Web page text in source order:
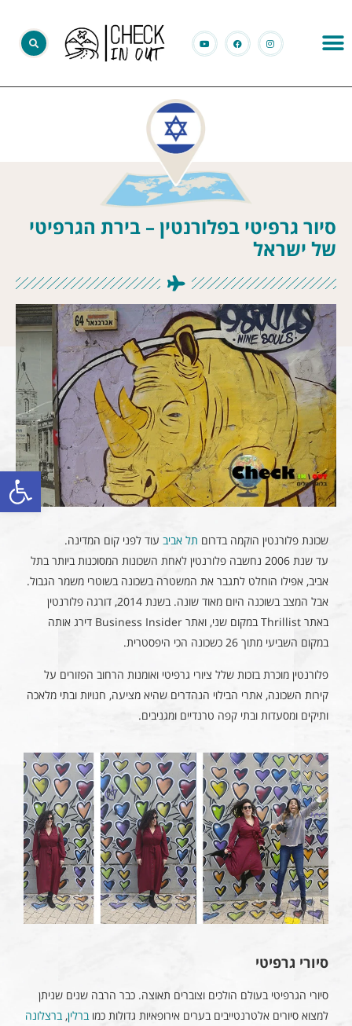
פתח
סיור גרפיטי בפלורנטין – בירת הגרפיטי
של ישראל
שכונת פלורנטין הוקמה בדרום תל אביב עוד לפני קום המדינה.
עד שנת 2006 נחשבה פלורנטין לאחת השכונות המסוכנות ביותר בתל
אביב, אפילו הוחלט לתגבר את המשטרה בשכונה בשוטרי משמר הגבול.
אבל המצב בשוכנה היום מאוד שונה. בשנת 2014, דורגה פלורנטין
באתר Thrillist במקום שני, ואתר Business Insider דירג אותה
במקום השביעי מתוך 26 כשכונה הכי היפסטרית.
פלורנטין מוכרת בזכות שלל ציורי גרפיטי ואומנות הרחוב הפזורים על
קירות השכונה, אתרי הבילוי הנהדרים שהיא מציעה, חנויות ובתי מלאכה
ותיקים ומסעדות ובתי קפה טרנדיים ומגניבים.
סיורי גרפיטי
סיורי הגרפיטי בעולם הולכים וצוברים תאוצה. כבר הרבה שנים שניתן
למצוא סיורים אלטרנטייבים בערים אירופאיות גדולות כמוברלין,ברצלונה